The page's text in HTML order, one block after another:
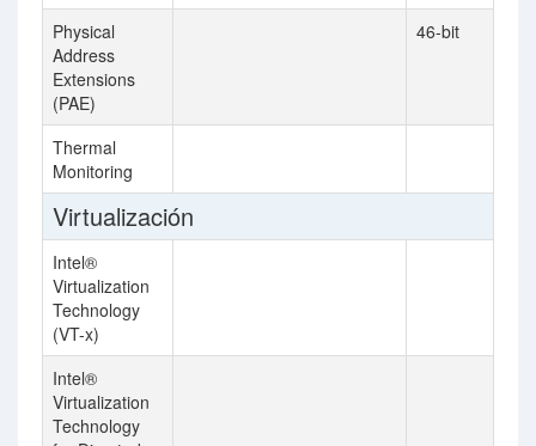
Physical
Address
Extensions
(PAE)
46-bit
Thermal
Monitoring
Virtualización
Intel®
Virtualization
Technology
(VT-x)
Intel®
Virtualization
Technology